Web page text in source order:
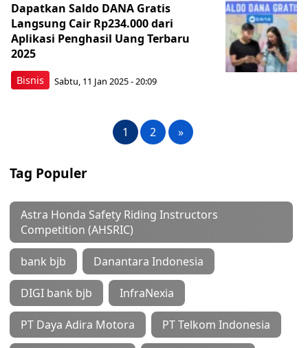
Bisnis
Dapatkan Saldo DANA Gratis
Langsung Cair Rp234.000 dari
Aplikasi Penghasil Uang Terbaru
2025
Sabtu, 11 Jan 2025 - 20:09
1 2 »
Tag Populer
Astra Honda Safety Riding Instructors
Competition (AHSRIC)
bank bjb Danantara Indonesia
DIGI bank bjb InfraNexia
PT Daya Adira Motora PT Telkom Indonesia